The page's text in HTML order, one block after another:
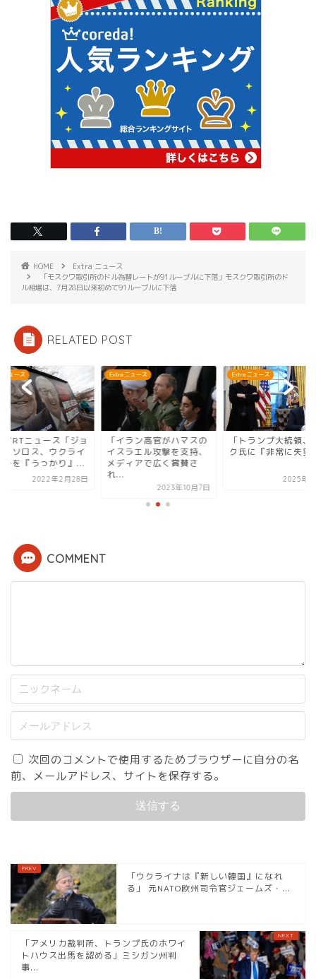
HOME
Extra ニュース
「モスクワ取引所のドル為替レートが91ルーブルに下落」モスクワ取引所のド
ル相場は、7月28日以来初めて91ルーブルに下落
RELATED POST
ニュース
アRTニュース「ジョ
・ソロス、ウクライ
争を『うっかり』...
2022年2月28日
Extra ニュース
「イラン高官がハマスの
イスラエル攻撃を支持、
メディアで広く賞賛さ
れ...
2023年10月7日
Extra ニュース
「トランプ大統領、
ク氏に『非常に失望
2025年6
COMMENT
次回のコメントで使用するためブラウザーに自分の名
前、メールアドレス、サイトを保存する。
「ウクライナは『新しい韓国』になれ
る」 元NATO欧州司令官ジェームズ・...
「アメリカ裁判所、トランプ氏のホワイ
トハウス出馬を認める」ミシガン州判
事...